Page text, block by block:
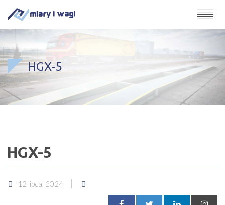
HGX-5
HGX-5
12 lipca, 2024